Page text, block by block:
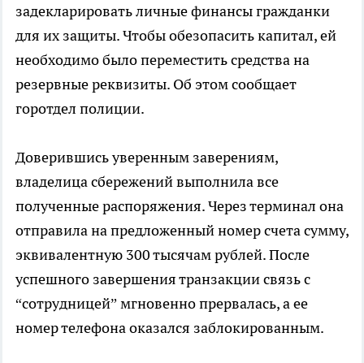
задекларировать личные финансы гражданки
для их защиты. Чтобы обезопасить капитал, ей
необходимо было переместить средства на
резервные реквизиты. Об этом сообщает
горотдел полиции.
Доверившись уверенным заверениям,
владелица сбережений выполнила все
полученные распоряжения. Через терминал она
отправила на предложенный номер счета сумму,
эквивалентную 300 тысячам рублей. После
успешного завершения транзакции связь с
“сотрудницей” мгновенно прервалась, а ее
номер телефона оказался заблокированным.